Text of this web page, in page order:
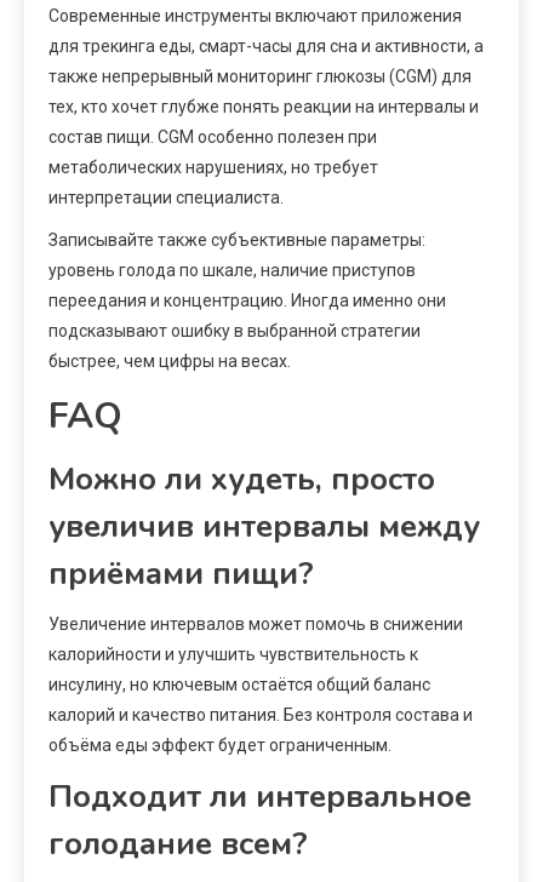
Современные инструменты включают приложения
для трекинга еды, смарт-часы для сна и активности, а
также непрерывный мониторинг глюкозы (CGM) для
тех, кто хочет глубже понять реакции на интервалы и
состав пищи. CGM особенно полезен при
метаболических нарушениях, но требует
интерпретации специалиста.
Записывайте также субъективные параметры:
уровень голода по шкале, наличие приступов
переедания и концентрацию. Иногда именно они
подсказывают ошибку в выбранной стратегии
быстрее, чем цифры на весах.
FAQ
Можно ли худеть, просто
увеличив интервалы между
приёмами пищи?
Увеличение интервалов может помочь в снижении
калорийности и улучшить чувствительность к
инсулину, но ключевым остаётся общий баланс
калорий и качество питания. Без контроля состава и
объёма еды эффект будет ограниченным.
Подходит ли интервальное
голодание всем?